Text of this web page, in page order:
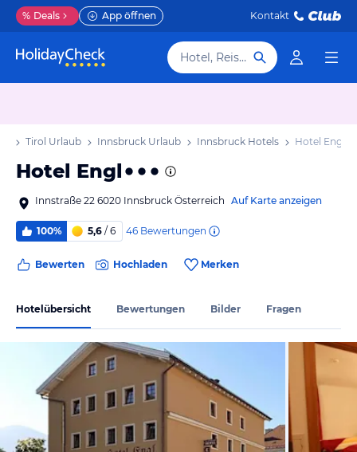
% Deals App öffnen Kontakt
Hotel, Reiseziel
Tirol Urlaub Innsbruck Urlaub Innsbruck Hotels Hotel Engl
Hotel Engl
Innstraße 22 6020 Innsbruck Österreich Auf Karte anzeigen
100% 5,6 / 6 46 Bewertungen
Bewerten Hochladen Merken
Hotelübersicht Bewertungen Bilder Fragen